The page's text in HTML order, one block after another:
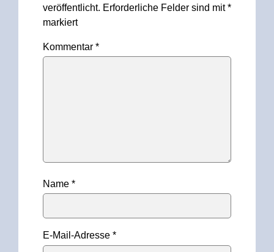
einen
Kommentar
veröffentlicht. Erforderliche Felder sind mit*
markiert
Kommentar *
Name *
E-Mail-Adresse *